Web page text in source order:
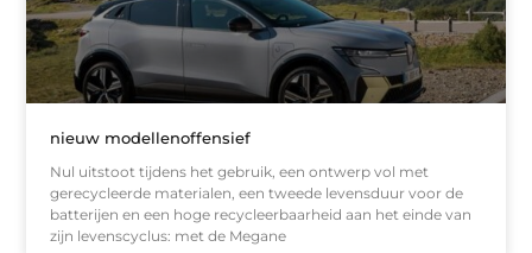
nieuw modellenoffensief
Nul uitstoot tijdens het gebruik, een ontwerp vol met
gerecycleerde materialen, een tweede levensduur voor de
batterijen en een hoge recycleerbaarheid aan het einde van
zijn levenscyclus: met de Megane